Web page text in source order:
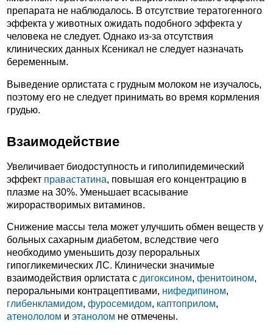
препарата не наблюдалось. В отсутствие тератогенного
эффекта у животных ожидать подобного эффекта у
человека не следует. Однако из-за отсутствия
клинических данных Ксеникал не следует назначать
беременным.
Выведение орлистата с грудным молоком не изучалось,
поэтому его не следует принимать во время кормления
грудью.
Взаимодействие
Увеличивает биодоступность и гиполипидемический
эффект правастатина, повышая его концентрацию в
плазме на 30%. Уменьшает всасывание
жирорастворимых витаминов.
Снижение массы тела может улучшить обмен веществ у
больных сахарным диабетом, вследствие чего
необходимо уменьшить дозу пероральных
гипогликемических ЛС. Клинически значимые
взаимодействия орлистата с дигоксином, фенитоином,
пероральными контрацептивами, нифедипином,
глибенкламидом, фуросемидом, каптоприлом,
атенололом и этанолом не отмечены.